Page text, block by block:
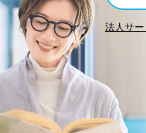
法人サー